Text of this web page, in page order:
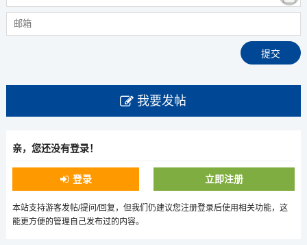
我要发帖
亲，您还没有登录！
登录 立即注册
本站支持游客发帖/提问/回复，但我们仍建议您注册登录后使用相关功能，这
能更方便的管理自己发布过的内容。